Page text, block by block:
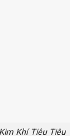
Khí Tiêu Tiêu